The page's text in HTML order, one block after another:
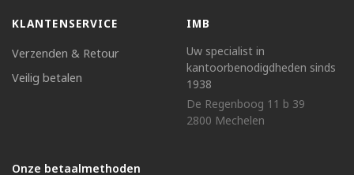
KLANTENSERVICE
Verzenden & Retour
Veilig betalen
IMB
Uw specialist in
kantoorbenodigdheden sinds
1938
De Regenboog 11 b 39
2800 Mechelen
Onze betaalmethoden